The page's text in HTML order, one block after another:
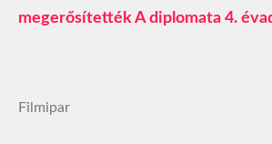
megerősítették A diplomata 4.
Filmipar